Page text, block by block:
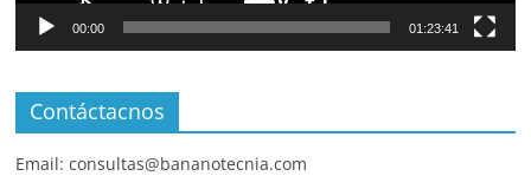
00:00 01:23:41
Contáctacnos
Email: consultas@bananotecnia.com